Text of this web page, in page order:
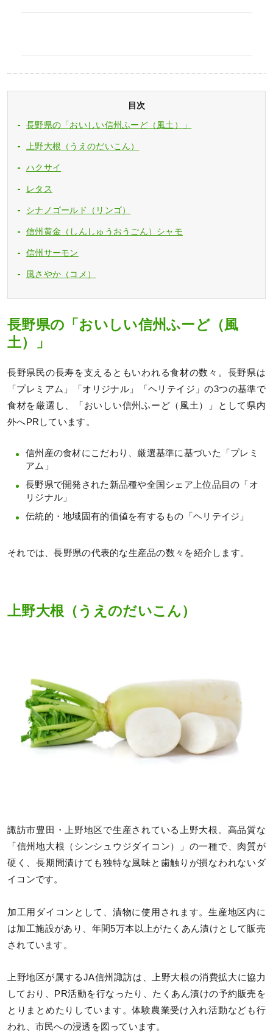
目次
長野県の「おいしい信州ふーど（風土）」
上野大根（うえのだいこん）
ハクサイ
レタス
シナノゴールド（リンゴ）
信州黄金（しんしゅうおうごん）シャモ
信州サーモン
風さやか（コメ）
長野県の「おいしい信州ふーど（風
土）」
長野県民の長寿を支えるともいわれる食材の数々。長野県は
「プレミアム」「オリジナル」「ヘリテイジ」の3つの基準で
食材を厳選し、「おいしい信州ふーど（風土）」として県内
外へPRしています。
信州産の食材にこだわり、厳選基準に基づいた「プレミ
アム」
長野県で開発された新品種や全国シェア上位品目の「オ
リジナル」
伝統的・地域固有的価値を有するもの「ヘリテイジ」
それでは、長野県の代表的な生産品の数々を紹介します。
上野大根（うえのだいこん）
諏訪市豊田・上野地区で生産されている上野大根。高品質な
「信州地大根（シンシュウジダイコン）」の一種で、肉質が
硬く、長期間漬けても独特な風味と歯触りが損なわれないダ
イコンです。
加工用ダイコンとして、漬物に使用されます。生産地区内に
は加工施設があり、年間5万本以上がたくあん漬けとして販売
されています。
上野地区が属するJA信州諏訪は、上野大根の消費拡大に協力
しており、PR活動を行なったり、たくあん漬けの予約販売を
とりまとめたりしています。体験農業受け入れ活動なども行
われ、市民への浸透を図っています。